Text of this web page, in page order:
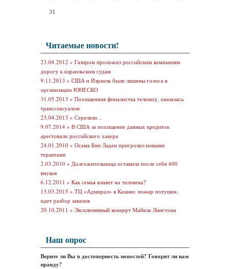
31
Читаемые новости!
23.04.2012 » Газпром проложил российским компаниям
дорогу к израильским судам
9.11.2013 » США и Израиль были лишены голоса в
организации ЮНЕСКО
31.05.2013 » Похищенная финалистка телешоу, оказалась
транссексуалом
23.04.2013 » Стреляли…
9.07.2014 » В США за похищение данных кредиток
арестовали российского хакера
24.01.2010 » Осама Бин Ладен пригрозил новыми
терактами
2.03.2010 » Долгожительница оставила после себя 400
внуков
6.12.2011 » Как семья влияет на человека?
13.03.2015 » ТЦ «Адмирал» в Казани: пожар потушен,
идет разбор завалов
20.10.2011 » Эксклюзивный концерт Майкла Лингтона
Наш опрос
Верите ли Вы в достоверность новостей? Говорят ли нам
правду?